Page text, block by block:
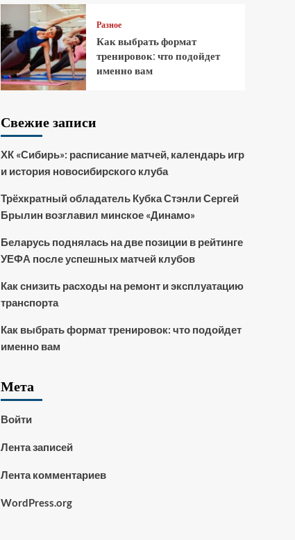
Разное
Как выбрать формат
тренировок: что подойдет
именно вам
Свежие записи
ХК «Сибирь»: расписание матчей, календарь игр
и история новосибирского клуба
Трёхкратный обладатель Кубка Стэнли Сергей
Брылин возглавил минское «Динамо»
Беларусь поднялась на две позиции в рейтинге
УЕФА после успешных матчей клубов
Как снизить расходы на ремонт и эксплуатацию
транспорта
Как выбрать формат тренировок: что подойдет
именно вам
Мета
Войти
Лента записей
Лента комментариев
WordPress.org